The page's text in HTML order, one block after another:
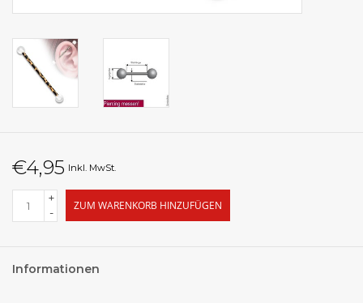
€4,95 Inkl. MwSt.
+
-
ZUM WARENKORB HINZUFÜGEN
Informationen